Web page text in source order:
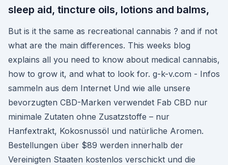
sleep aid, tincture oils, lotions and balms,
But is it the same as recreational cannabis ? and if not
what are the main differences. This weeks blog
explains all you need to know about medical cannabis,
how to grow it, and what to look for. g-k-v.com - Infos
sammeln aus dem Internet Und wie alle unsere
bevorzugten CBD-Marken verwendet Fab CBD nur
minimale Zutaten ohne Zusatzstoffe – nur
Hanfextrakt, Kokosnussöl und natürliche Aromen.
Bestellungen über $89 werden innerhalb der
Vereinigten Staaten kostenlos verschickt und die